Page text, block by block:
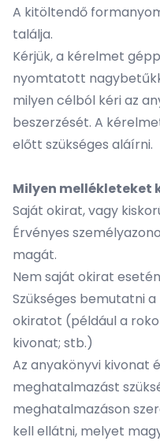
A kitöltendő
találja.
Kérjük, a kérelmet
nyomtatott
milyen célból kéri az
beszerzését. A
előtt szükséges aláírni.
Milyen mellékleteket
Saját okirat, vagy
Érvényes
magát.
Nem saját okirat
Szükséges bemutatni
okiratot (például a
kivonat; stb.)
Az anyakönyvi kivonat
meghatalmazást
meghatalmazáson
kell ellátni, melyet